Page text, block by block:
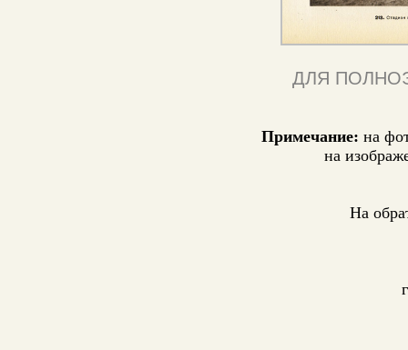
ДЛЯ
Примечание: на
на
На